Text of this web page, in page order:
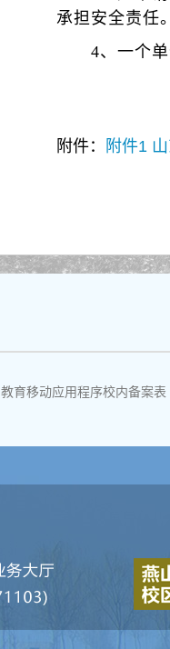
承担安全责任
4、一个
附件： 附件1
教育移动应用程序校内备案表